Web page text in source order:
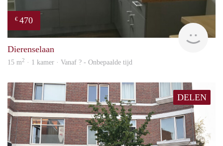
€ 470
Dierenselaan
15 m2 · 1 kamer · Vanaf ? - Onbepaalde tijd
DELEN